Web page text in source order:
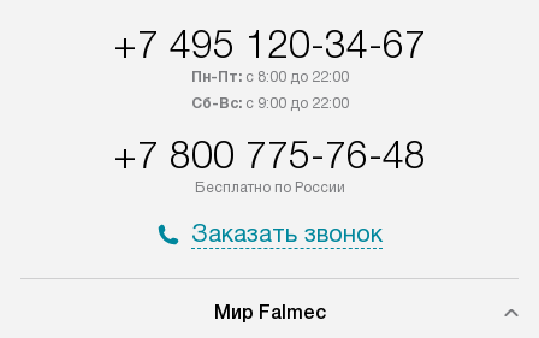
+7 495 120-34-67
Пн-Пт:с 8:00 до 22:00
Сб-Вс:с 9:00 до 22:00
+7 800 775-76-48
Бесплатно по России
Заказать звонок
Мир Falmec